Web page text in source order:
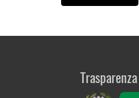
Trasparenza